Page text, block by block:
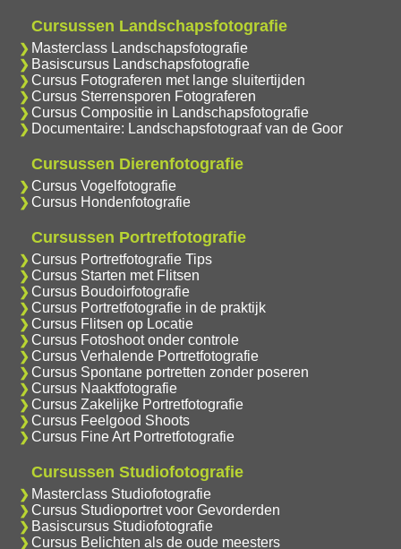
Cursussen Landschapsfotografie
Masterclass Landschapsfotografie
Basiscursus Landschapsfotografie
Cursus Fotograferen met lange sluitertijden
Cursus Sterrensporen Fotograferen
Cursus Compositie in Landschapsfotografie
Documentaire: Landschapsfotograaf van de Goor
Cursussen Dierenfotografie
Cursus Vogelfotografie
Cursus Hondenfotografie
Cursussen Portretfotografie
Cursus Portretfotografie Tips
Cursus Starten met Flitsen
Cursus Boudoirfotografie
Cursus Portretfotografie in de praktijk
Cursus Flitsen op Locatie
Cursus Fotoshoot onder controle
Cursus Verhalende Portretfotografie
Cursus Spontane portretten zonder poseren
Cursus Naaktfotografie
Cursus Zakelijke Portretfotografie
Cursus Feelgood Shoots
Cursus Fine Art Portretfotografie
Cursussen Studiofotografie
Masterclass Studiofotografie
Cursus Studioportret voor Gevorderden
Basiscursus Studiofotografie
Cursus Belichten als de oude meesters